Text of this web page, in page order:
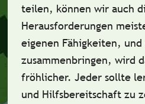
teilen, können wir auch
Herausforderungen
eigenen Fähigkeiten,
zusammenbringen, wird
fröhlicher. Jeder sollte
und Hilfsbereitschaftzu